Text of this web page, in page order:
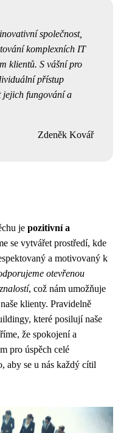
společnost,
komplexních IT
klientů. S vášní pro
přístup
jejich fungování a
Zdeněk Kovář
je pozitivní a
se vytvářet prostředí, kde
a motivovaný k
otevřenou
, což nám umožňuje
klienty. Pravidelně
které posilují naše
že spokojení a
pro úspěch celé
aby se u nás každý cítil